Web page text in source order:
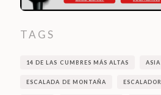
TAGS
14 DE LAS CUMBRES MÁS ALTAS ASIA
ESCALADA DE MONTAÑA ESCALADOR